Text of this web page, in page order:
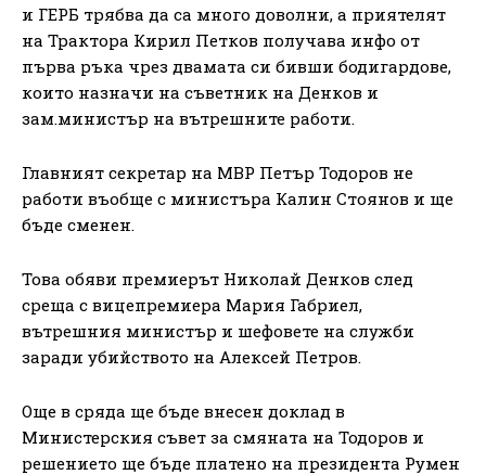
и ГЕРБ трябва да са много доволни, а приятелят
на Трактора Кирил Петков получава инфо от
първа ръка чрез двамата си бивши бодигардове,
които назначи на съветник на Денков и
зам.министър на вътрешните работи.
Главният секретар на МВР Петър Тодоров не
работи въобще с министъра Калин Стоянов и ще
бъде сменен.
Това обяви премиерът Николай Денков след
среща с вицепремиера Мария Габриел,
вътрешния министър и шефовете на служби
заради убийството на Алексей Петров.
Още в сряда ще бъде внесен доклад в
Министерския съвет за смяната на Тодоров и
решението ще бъде платено на президента Румен